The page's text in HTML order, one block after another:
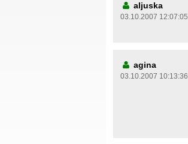
aljuska
03.10.2007 12:07:05
agina
03.10.2007 10:13:36